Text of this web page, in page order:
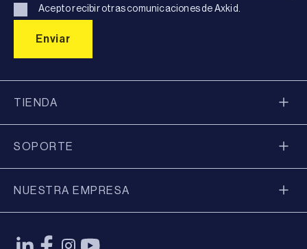
Acepto recibir otras comunicaciones de Axkid.
TIENDA
SOPORTE
NUESTRA EMPRESA